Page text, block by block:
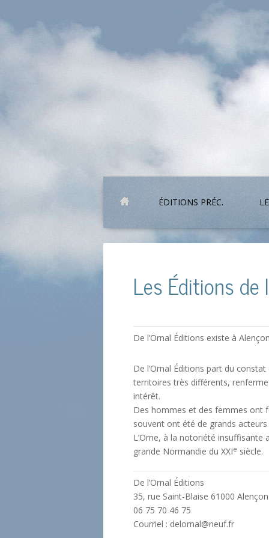
ÉDITIONS PRÉC.
Les Éditions de
De l’Ornal Éditions existe à
De l’Ornal Éditions part du
territoires très différents,
intérêt.
Des hommes et des femmes ont
souvent ont été de grands acteurs
L’Orne, à la notoriété insuffisante
grande Normandie du XXIe siècle.
De l’Ornal Éditions
35, rue Saint-Blaise 61000 Alençon
06 75 70 46 75
Courriel : delornal@neuf.fr